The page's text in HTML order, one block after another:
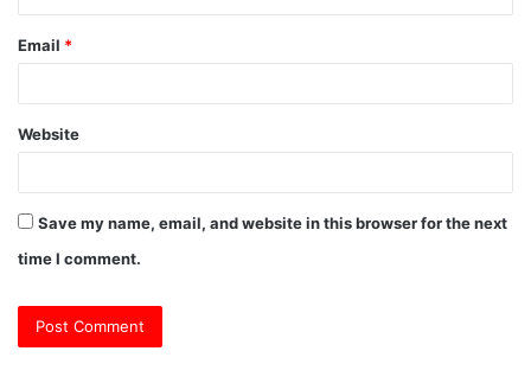
Email *
Website
Save my name, email, and website in this browser for the next
time I comment.